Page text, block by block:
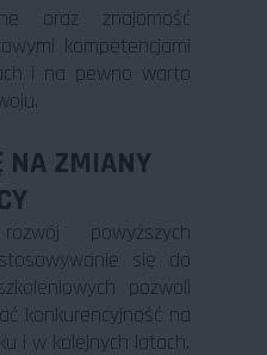
oraz znajomość
kompetencjami
i na pewno warto
NA ZMIANY
powyższych
się do
pozwoli
konkurencyjność na
i w kolejnych latach.